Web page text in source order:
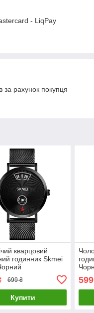
- LiqPay
за рахунок покупця
кварцовий
годинник Skmei
699 ₴
Купити
599